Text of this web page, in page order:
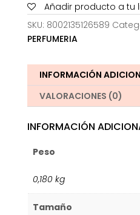
Añadir producto a tu
SKU: 8002135126589
PERFUMERIA
INFORMACIÓN
VALORACIONES (0)
INFORMACIÓN
Peso
0,180 kg
Tamaño